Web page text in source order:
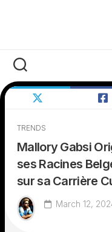
TRENDS
Mallory Gabsi
ses Racines
sur sa Carrière
March 12,